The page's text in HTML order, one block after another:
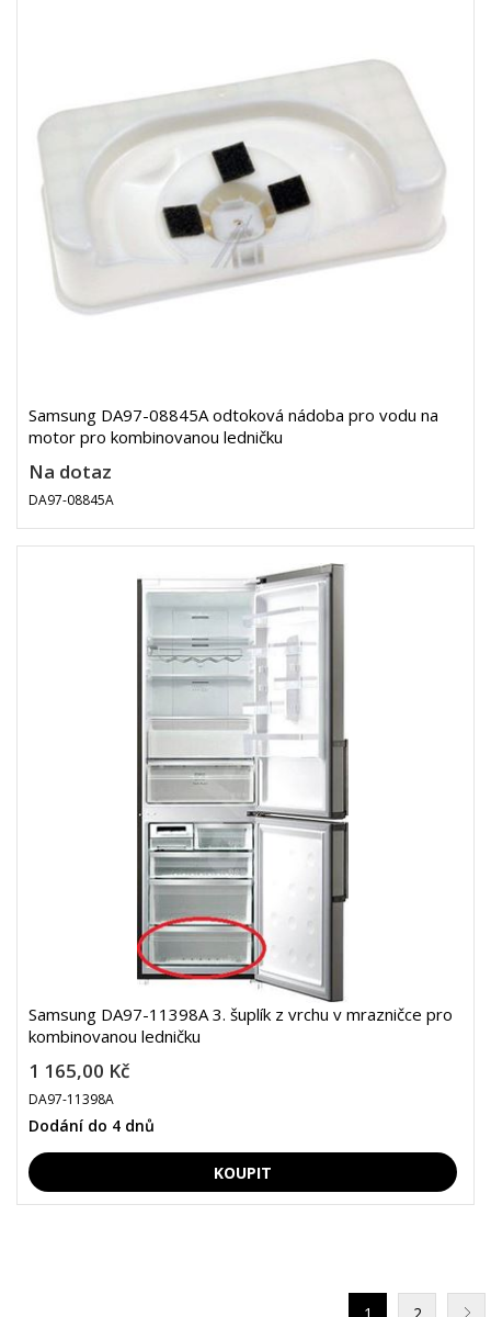
Samsung DA97-08845A odtoková nádoba pro vodu na
motor pro kombinovanou ledničku
Na dotaz
DA97-08845A
Samsung DA97-11398A 3. šuplík z vrchu v mrazničce pro
kombinovanou ledničku
1 165,00 Kč
DA97-11398A
Dodání do 4 dnů